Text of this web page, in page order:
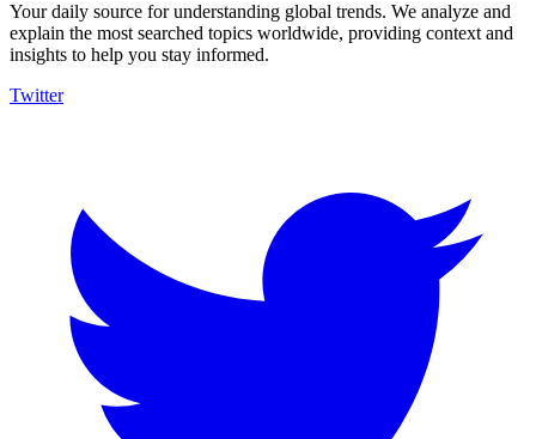
Your daily source for understanding global trends. We analyze and
explain the most searched topics worldwide, providing context and
insights to help you stay informed.
Twitter